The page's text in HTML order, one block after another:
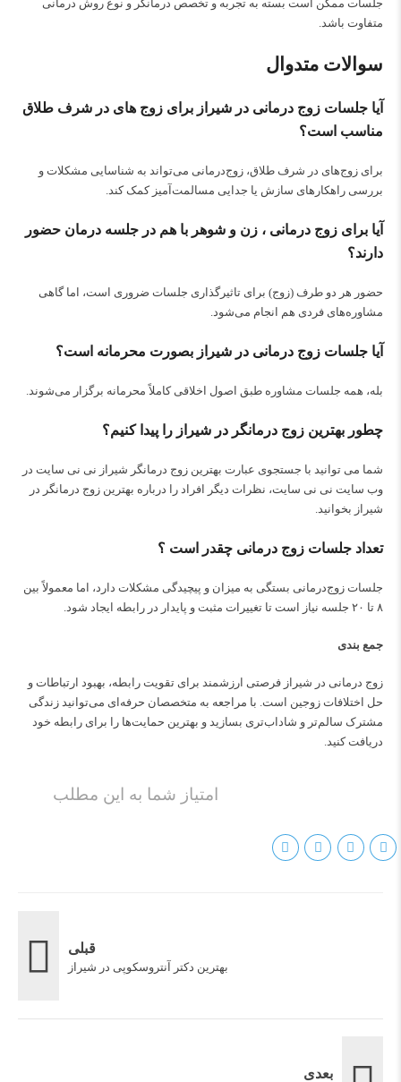
جلسات ممکن است بسته به تجربه و تخصص درمانگر و نوع روش درمانی
متفاوت باشد.
سوالات متدوال
آیا جلسات زوج درمانی در شیراز برای زوج های در شرف طلاق
مناسب است؟
برای زوج‌های در شرف طلاق، زوج‌درمانی می‌تواند به شناسایی مشکلات و
بررسی راهکارهای سازش یا جدایی مسالمت‌آمیز کمک کند.
آیا برای زوج درمانی ، زن و شوهر با هم در جلسه درمان حضور
دارند؟
حضور هر دو طرف (زوج) برای تاثیرگذاری جلسات ضروری است، اما گاهی
مشاوره‌های فردی هم انجام می‌شود.
آیا جلسات زوج درمانی در شیراز بصورت محرمانه است؟
بله، همه جلسات مشاوره طبق اصول اخلاقی کاملاً محرمانه برگزار می‌شوند.
چطور بهترین زوج درمانگر در شیراز را پیدا کنیم؟
شما می توانید با جستجوی عبارت بهترین زوج درمانگر شیراز نی نی سایت در
وب سایت نی نی سایت، نظرات دیگر افراد را درباره بهترین زوج درمانگر در
شیراز بخوانید.
تعداد جلسات زوج درمانی چقدر است ؟
جلسات زوج‌درمانی بستگی به میزان و پیچیدگی مشکلات دارد، اما معمولاً بین
۸ تا ۲۰ جلسه نیاز است تا تغییرات مثبت و پایدار در رابطه ایجاد شود.
جمع بندی
زوج‌ درمانی در شیراز فرصتی ارزشمند برای تقویت رابطه، بهبود ارتباطات و
حل اختلافات زوجین است. با مراجعه به متخصصان حرفه‌ای می‌توانید زندگی
مشترک سالم‌تر و شاداب‌تری بسازید و بهترین حمایت‌ها را برای رابطه خود
دریافت کنید.
امتیاز شما به این مطلب
قبلی
بهترین دکتر آنتروسکوپی در شیراز
بعدی